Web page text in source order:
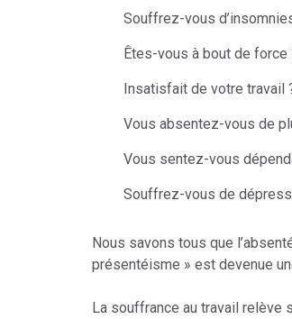
Souffrez-vous
Êtes-vous à bout de force
Insatisfait de votre travail
Vous absentez-vous de
Vous sentez-vous
Souffrez-vous de
Nous savons tous que
présentéisme » est devenue
La souffrance au travail relève